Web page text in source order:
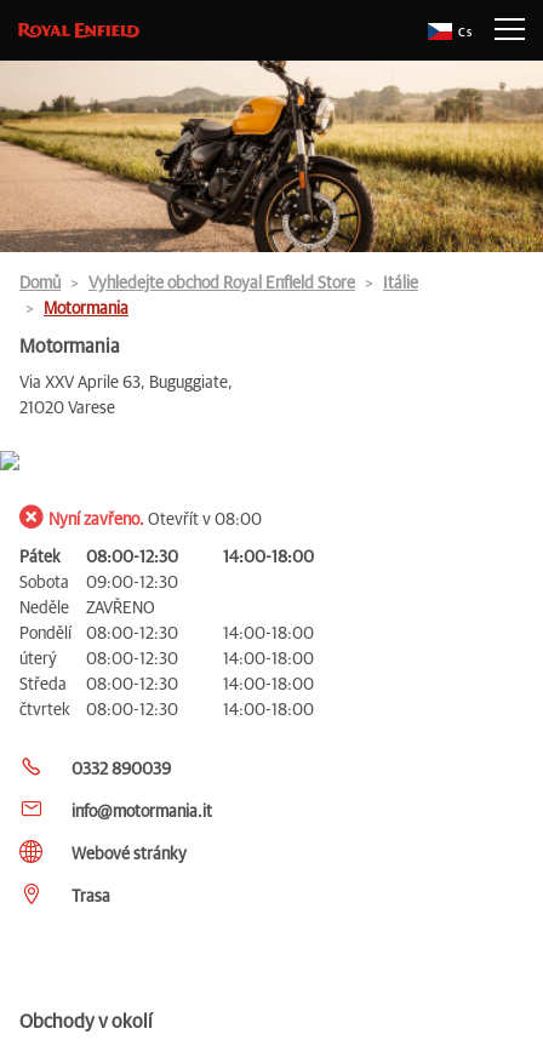
Cs
Domů Vyhledejte obchod Royal Enfield Store
Itálie
Motormania
Motormania
Via XXV Aprile 63, Buguggiate,
21020 Varese
Nyní zavřeno. Otevřít v 08:00
Pátek 08:00-12:30
14:00-18:00
Sobota
09:00-12:30
Neděle
ZAVŘENO
Pondělí
08:00-12:30
14:00-18:00
úterý
08:00-12:30
14:00-18:00
Středa
08:00-12:30
14:00-18:00
čtvrtek
08:00-12:30 14:00-18:00
0332 890039
info@motormania.it
Webové stránky
Trasa
Obchody v okolí